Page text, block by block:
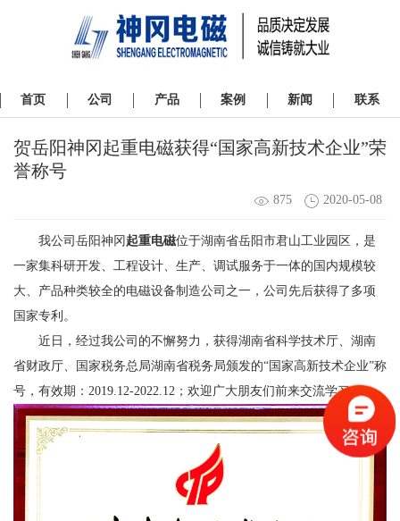
首页 公司 产品 案例 新闻 联系
贺岳阳神冈起重电磁获得“国家高新技术企业”荣
誉称号
875 2020-05-08
我公司岳阳神冈 起重电磁位于湖南省岳阳市君山工业园区，是
一家集科研开发、工程设计、生产、调试服务于一体的国内规模较
大、产品种类较全的电磁设备制造公司之一，公司先后获得了多项
国家专利。
近日，经过我公司的不懈努力，获得湖南省科学技术厅、湖南
省财政厅、国家税务总局湖南省税务局颁发的“国家高新技术企业”称
号，有效期：2019.12-2022.12；欢迎广大朋友们前来交流学习。